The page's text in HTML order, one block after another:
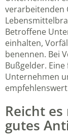
verarbeitenden
Betroffene
einhalten,
benennen. Bei
Bußgelder.
Unternehmen
Reicht
gutes